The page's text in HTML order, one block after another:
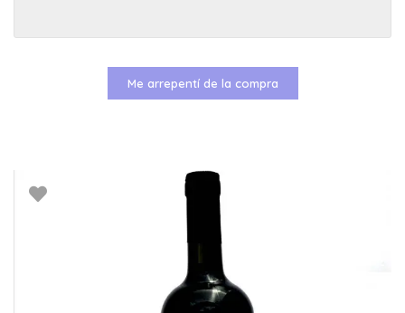
Me arrepentí de la compra